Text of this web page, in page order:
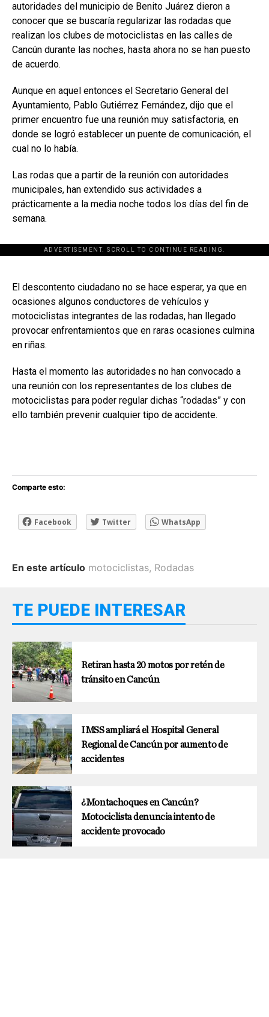
autoridades del municipio de Benito Juárez dieron a
conocer que se buscaría regularizar las rodadas que
realizan los clubes de motociclistas en las calles de
Cancún durante las noches, hasta ahora no se han puesto
de acuerdo.
Aunque en aquel entonces el Secretario General del
Ayuntamiento, Pablo Gutiérrez Fernández, dijo que el
primer encuentro fue una reunión muy satisfactoria, en
donde se logró establecer un puente de comunicación, el
cual no lo había.
Las rodas que a partir de la reunión con autoridades
municipales, han extendido sus actividades a
prácticamente a la media noche todos los días del fin de
semana.
ADVERTISEMENT. SCROLL TO CONTINUE READING.
[adsforwp id="243463"]
El descontento ciudadano no se hace esperar, ya que en
ocasiones algunos conductores de vehículos y
motociclistas integrantes de las rodadas, han llegado
provocar enfrentamientos que en raras ocasiones culmina
en riñas.
Hasta el momento las autoridades no han convocado a
una reunión con los representantes de los clubes de
motociclistas para poder regular dichas “rodadas” y con
ello también prevenir cualquier tipo de accidente.
Comparte esto:
Facebook Twitter WhatsApp
En este artículo motociclistas, Rodadas
TE PUEDE INTERESAR
Retiran hasta 20 motos por retén de
tránsito en Cancún
IMSS ampliará el Hospital General
Regional de Cancún por aumento de
accidentes
¿Montachoques en Cancún?
Motociclista denuncia intento de
accidente provocado